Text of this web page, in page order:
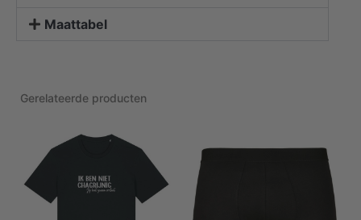
Maattabel
Gerelateerde producten